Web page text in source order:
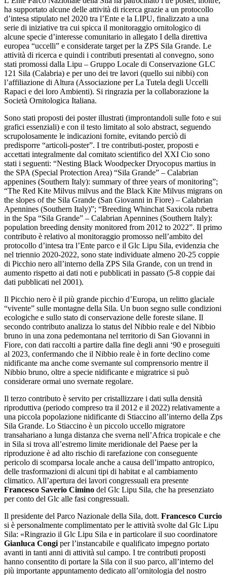
ha supportato alcune delle attività di ricerca grazie a un protocollo
d’intesa stipulato nel 2020 tra l’Ente e la LIPU, finalizzato a una
serie di iniziative tra cui spicca il monitoraggio ornitologico di
alcune specie d’interesse comunitario in allegato I della direttiva
europea “uccelli” e considerate target per la ZPS Sila Grande. Le
attività di ricerca e quindi i contributi presentati al convegno, sono
stati promossi dalla Lipu – Gruppo Locale di Conservazione GLC
121 Sila (Calabria) e per uno dei tre lavori (quello sui nibbi) con
l’affiliazione di Altura (Associazione per La Tutela degli Uccelli
Rapaci e dei loro Ambienti). Si ringrazia per la collaborazione la
Società Ornitologica Italiana.
Sono stati proposti dei poster illustrati (improntandoli sulle foto e sui
grafici essenziali) e con il testo limitato al solo abstract, seguendo
scrupolosamente le indicazioni fornite, evitando perciò di
predisporre “articoli-poster”. I tre contributi-poster, proposti e
accettati integralmente dal comitato scientifico del XXI Cio sono
stati i seguenti: “Nesting Black Woodpecker Dryocopus martius in
the SPA (Special Protection Area) “Sila Grande” – Calabrian
appenines (Southern Italy): summary of three years of monitoring”;
“The Red Kite Milvus milvus and the Black Kite Milvus migrans on
the slopes of the Sila Grande (San Giovanni in Fiore) – Calabrian
Apennines (Southern Italy)”; “Breeding Whinchat Saxicola rubetra
in the Spa “Sila Grande” – Calabrian Apennines (Southern Italy):
population breeding density monitored from 2012 to 2022”. Il primo
contributo è relativo al monitoraggio promosso nell’ambito del
protocollo d’intesa tra l’Ente parco e il Glc Lipu Sila, evidenzia che
nel triennio 2020-2022, sono state individuate almeno 20-25 coppie
di Picchio nero all’interno della ZPS Sila Grande, con un trend in
aumento rispetto ai dati noti e pubblicati in passato (5-8 coppie dai
dati pubblicati nel 2001).
Il Picchio nero è il più grande picchio d’Europa, un relitto glaciale
“vivente” sulle montagne della Sila. Un buon segno sulle condizioni
ecologiche e sullo stato di conservazione delle foreste silane. Il
secondo contributo analizza lo status del Nibbio reale e del Nibbio
bruno in una zona pedemontana nel territorio di San Giovanni in
Fiore, con dati raccolti a partire dalla fine degli anni ‘90 e proseguiti
al 2023, confermando che il Nibbio reale è in forte declino come
nidificante ma anche come svernante sul comprensorio mentre il
Nibbio bruno, oltre a specie nidificante e migratrice si può
considerare ormai uno svernate regolare.
Il terzo contributo è servito per cristallizzare i dati sulla densità
riproduttiva (periodo compreso tra il 2012 e il 2022) relativamente a
una piccola popolazione nidificante di Stiaccino all’interno della Zps
Sila Grande. Lo Stiaccino è un piccolo uccello migratore
transahariano a lunga distanza che sverna nell’Africa tropicale e che
in Sila si trova all’estremo limite meridionale del Paese per la
riproduzione è ad alto rischio di rarefazione con conseguente
pericolo di scomparsa locale anche a causa dell’impatto antropico,
delle trasformazioni di alcuni tipi di habitat e al cambiamento
climatico. All’apertura dei lavori congressuali era presente
Francesco Saverio Cimino del Glc Lipu Sila, che ha presenziato
per conto del Glc alle fasi congressuali.
Il presidente del Parco Nazionale della Sila, dott. Francesco Curcio
si è personalmente complimentato per le attività svolte dal Glc Lipu
Sila: «Ringrazio il Glc Lipu Sila e in particolare il suo coordinatore
Gianluca Congi per l’instancabile e qualificato impegno portato
avanti in tanti anni di attività sul campo. I tre contributi proposti
hanno consentito di portare la Sila con il suo parco, all’interno del
più importante appuntamento dedicato all’ornitologia del nostro